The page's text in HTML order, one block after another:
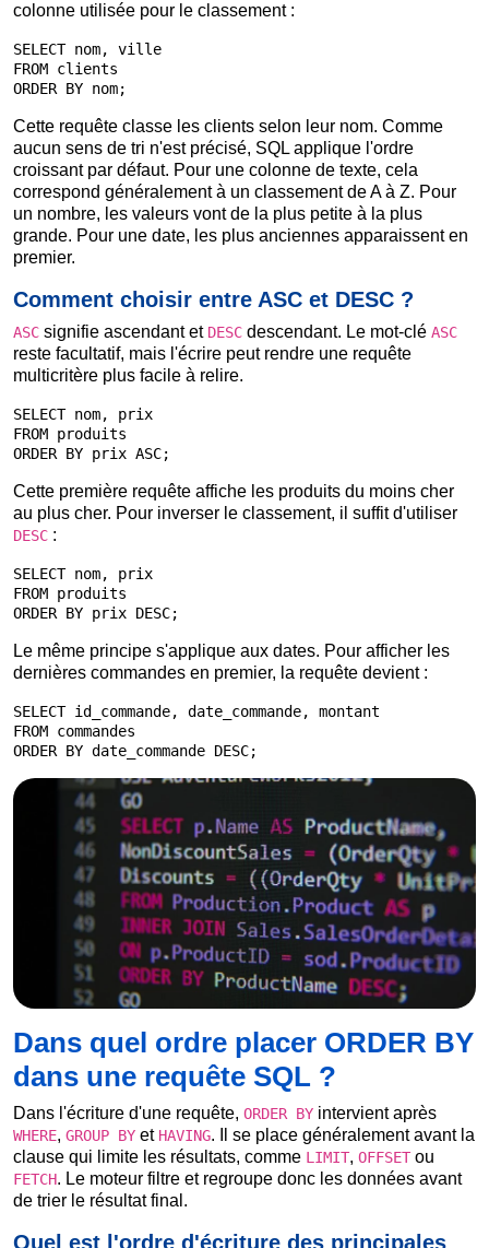
colonne utilisée pour le classement :
SELECT nom, ville
FROM clients
ORDER BY nom;
Cette requête classe les clients selon leur nom. Comme
aucun sens de tri n'est précisé, SQL applique l'ordre
croissant par défaut. Pour une colonne de texte, cela
correspond généralement à un classement de A à Z. Pour
un nombre, les valeurs vont de la plus petite à la plus
grande. Pour une date, les plus anciennes apparaissent en
premier.
Comment choisir entre ASC et DESC ?
ASC signifie ascendant et DESC descendant. Le mot-clé ASC
reste facultatif, mais l'écrire peut rendre une requête
multicritère plus facile à relire.
SELECT nom, prix
FROM produits
ORDER BY prix ASC;
Cette première requête affiche les produits du moins cher
au plus cher. Pour inverser le classement, il suffit d'utiliser
DESC :
SELECT nom, prix
FROM produits
ORDER BY prix DESC;
Le même principe s'applique aux dates. Pour afficher les
dernières commandes en premier, la requête devient :
SELECT id_commande, date_commande, montant
FROM commandes
ORDER BY date_commande DESC;
Dans quel ordre placer ORDER BY
dans une requête SQL ?
Dans l'écriture d'une requête, ORDER BY intervient après
WHERE, GROUP BY et HAVING. Il se place généralement avant la
clause qui limite les résultats, comme LIMIT, OFFSET ou
FETCH. Le moteur filtre et regroupe donc les données avant
de trier le résultat final.
Quel est l'ordre d'écriture des principales